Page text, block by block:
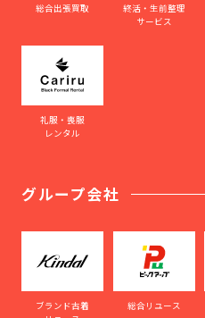
総合出張買取
終活・生前整理
サービス
礼服・喪服
レンタル
グループ会社
ブランド古着
総合リユース